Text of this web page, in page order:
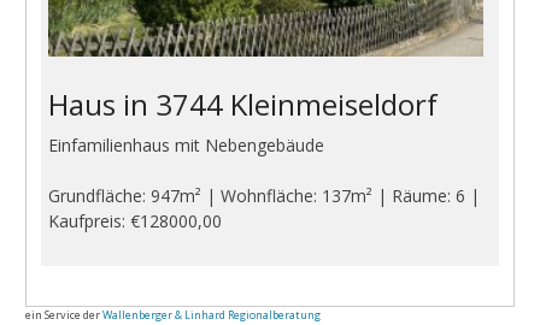
Haus in 3744 Kleinmeiseldorf
Einfamilienhaus mit Nebengebäude
Grundfläche: 947m² | Wohnfläche: 137m² | Räume: 6 |
Kaufpreis: €128000,00
ein Service derWallenberger & Linhard Regionalberatung